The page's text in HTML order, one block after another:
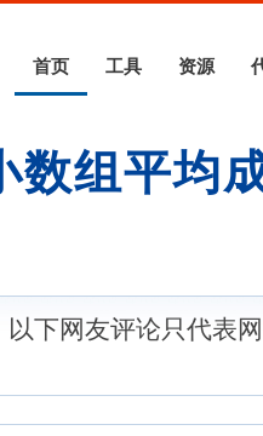
首页 工具 资源
数组平均
以下网友评论只代表